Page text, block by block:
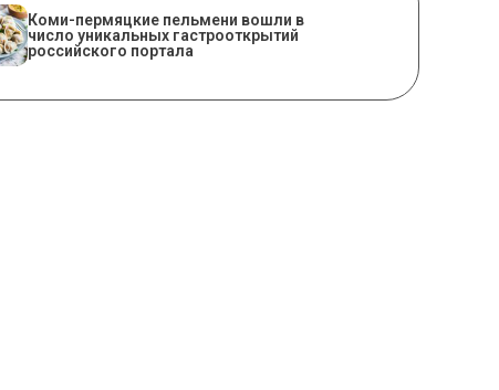
Коми-пермяцкие пельмени вошли в
число уникальных гастрооткрытий
российского портала